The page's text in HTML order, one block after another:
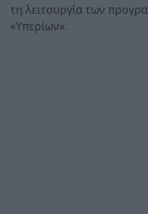
τη λειτουργία των
«Υπερίων».